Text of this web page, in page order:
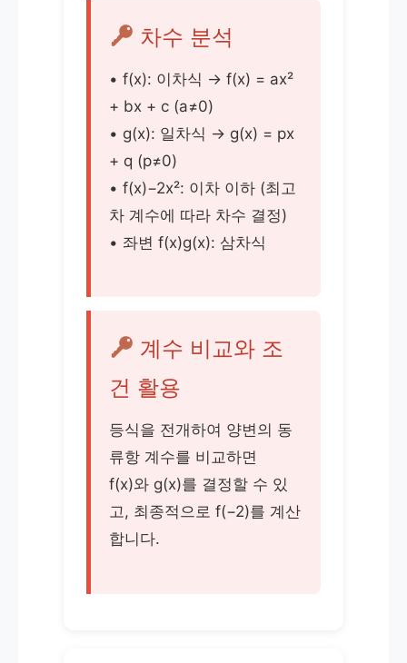
차수 분석
• f(x): 이차식 → f(x) = ax²
+ bx + c (a≠0)
• g(x): 일차식 → g(x) = px
+ q (p≠0)
• f(x)−2x²: 이차 이하 (최고
차 계수에 따라 차수 결정)
• 좌변 f(x)g(x): 삼차식
계수 비교와 조
건 활용
등식을 전개하여 양변의 동
류항 계수를 비교하면
f(x)와 g(x)를 결정할 수 있
고, 최종적으로 f(−2)를 계산
합니다.